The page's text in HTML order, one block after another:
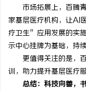
市场拓展上，百腾青
家基层医疗机构，让AI
疗卫生”应用发展的实
示中心挂牌为基础，持
更值得关注的是，百
训，助力提升基层医疗
总结：科技向善，书